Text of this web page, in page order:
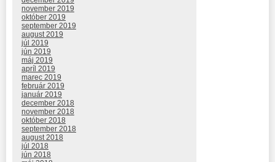
november 2019
október 2019
september 2019
august 2019
júl 2019
jún 2019
máj 2019
apríl 2019
marec 2019
február 2019
január 2019
december 2018
november 2018
október 2018
september 2018
august 2018
júl 2018
jún 2018